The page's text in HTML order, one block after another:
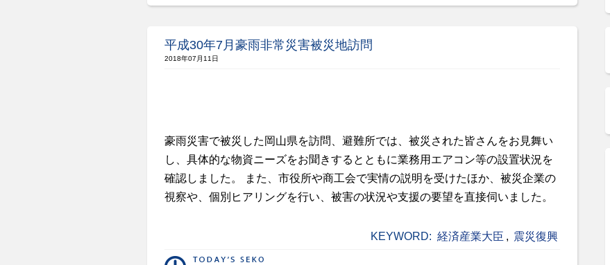
平成30年7月豪雨非常災害被災地訪問
2018年07月11日
豪雨災害で被災した岡山県を訪問、避難所では、被災された皆さんをお見舞い
し、具体的な物資ニーズをお聞きするとともに業務用エアコン等の設置状況を
確認しました。 また、市役所や商工会で実情の説明を受けたほか、被災企業の
視察や、個別ヒアリングを行い、被害の状況や支援の要望を直接伺いました。
KEYWORD: 経済産業大臣 , 震災復興